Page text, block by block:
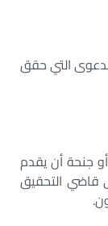
التي حقق
جنحة أن يقدم
قاضي التحقيق